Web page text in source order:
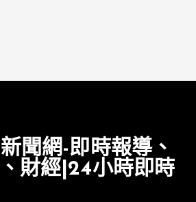
聞網-即時報導、
財經|24小時即時